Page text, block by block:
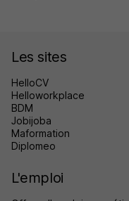
Les sites
HelloCV
Helloworkplace
BDM
Jobijoba
Maformation
Diplomeo
L'emploi